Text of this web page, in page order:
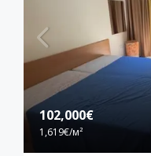
102,000€
1,619€/м²